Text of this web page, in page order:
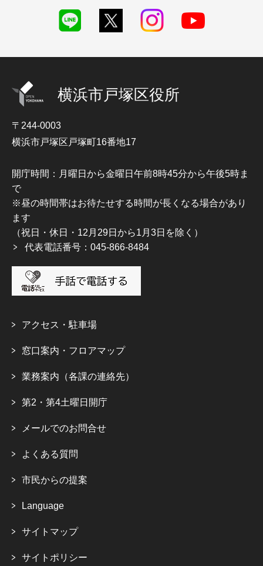
横浜市戸塚区役所
〒244-0003
横浜市戸塚区戸塚町16番地17
開庁時間：月曜日から金曜日午前8時45分から午後5時ま
で
※昼の時間帯はお待たせする時間が長くなる場合があり
ます
（祝日・休日・12月29日から1月3日を除く）
代表電話番号：045-866-8484
アクセス・駐車場
窓口案内・フロアマップ
業務案内（各課の連絡先）
第2・第4土曜日開庁
メールでのお問合せ
よくある質問
市民からの提案
Language
サイトマップ
サイトポリシー